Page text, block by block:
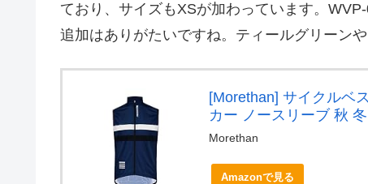
ており、サイズもXSが加わっています。
追加はありがたいですね。ティールグリーン
[Morethan] サイクルベ
カー ノースリーブ 秋
Morethan
Amazonで見る